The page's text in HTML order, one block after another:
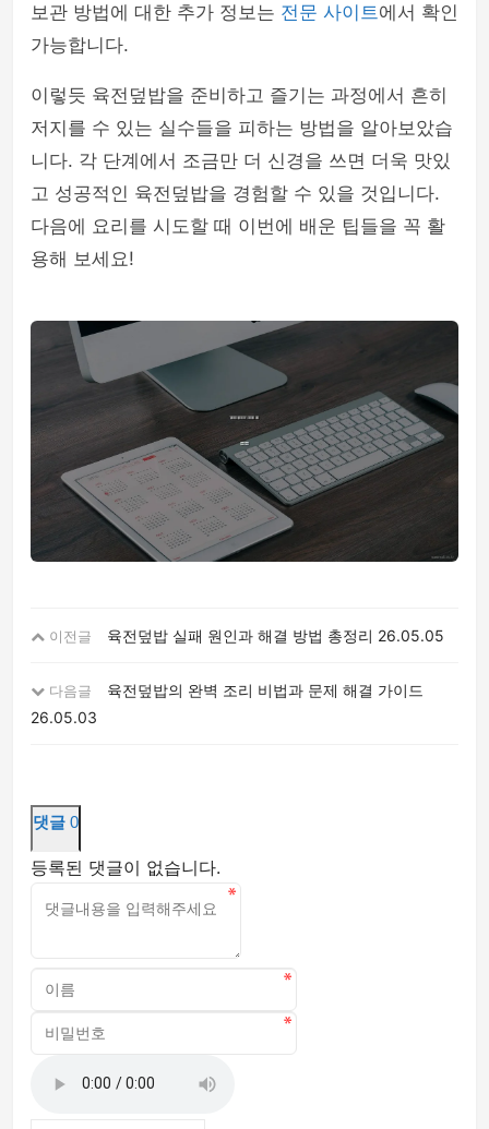
보관 방법에 대한 추가 정보는 전문 사이트에서 확인
가능합니다.
이렇듯 육전덮밥을 준비하고 즐기는 과정에서 흔히
저지를 수 있는 실수들을 피하는 방법을 알아보았습
니다. 각 단계에서 조금만 더 신경을 쓰면 더욱 맛있
고 성공적인 육전덮밥을 경험할 수 있을 것입니다.
다음에 요리를 시도할 때 이번에 배운 팁들을 꼭 활
용해 보세요!
이전글 육전덮밥 실패 원인과 해결 방법 총정리 26.05.05
다음글
육전덮밥의 완벽 조리 비법과 문제 해결 가이드
26.05.03
댓글 0
등록된 댓글이 없습니다.